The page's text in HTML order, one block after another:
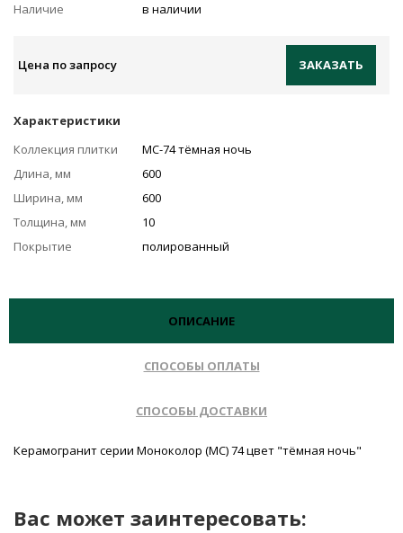
Наличие в наличии
Цена по запросу ЗАКАЗАТЬ
Характеристики
Коллекция плитки
MC-74 тёмная ночь
Длина, мм
600
Ширина, мм
600
Толщина, мм
10
Покрытие
полированный
ОПИСАНИЕ
СПОСОБЫ ОПЛАТЫ
СПОСОБЫ ДОСТАВКИ
Керамогранит серии Моноколор (MC) 74 цвет "тёмная ночь"
Вас может заинтересовать: